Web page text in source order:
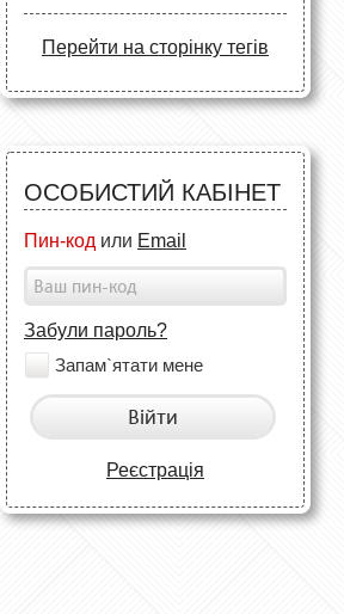
Перейти на сторінку тегів
ОСОБИСТИЙ КАБІНЕТ
Пин-код или Email
Забули пароль?
Запам`ятати мене
Війти
Реєстрація